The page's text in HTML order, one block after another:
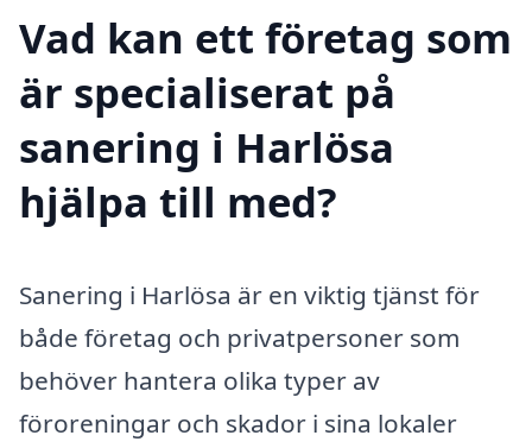
Vad kan ett företag som
är specialiserat på
sanering i Harlösa
hjälpa till med?
Sanering i Harlösa är en viktig tjänst för
både företag och privatpersoner som
behöver hantera olika typer av
föroreningar och skador i sina lokaler